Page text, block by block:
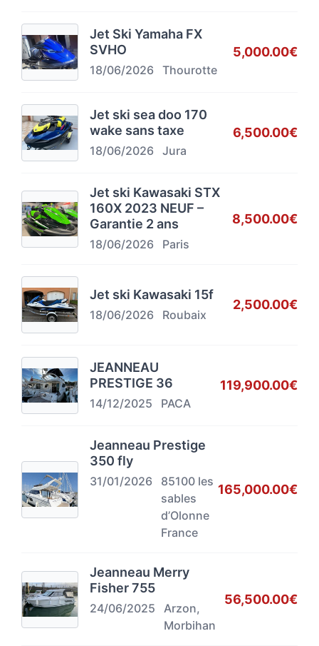
Jet Ski Yamaha FX
SVHO
18/06/2026 Thourotte
5,000.00€
Jet ski sea doo 170
wake sans taxe
18/06/2026 Jura
6,500.00€
Jet ski Kawasaki STX
160X 2023 NEUF –
Garantie 2 ans
18/06/2026 Paris
8,500.00€
Jet ski Kawasaki 15f
18/06/2026 Roubaix
2,500.00€
JEANNEAU
PRESTIGE 36
14/12/2025 PACA
119,900.00€
Jeanneau Prestige
350 fly
31/01/2026
85100 les
sables
d’Olonne
France
165,000.00€
Jeanneau Merry
Fisher 755
24/06/2025
Arzon,
Morbihan
56,500.00€